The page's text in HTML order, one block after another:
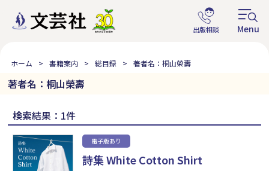
ホーム 書籍案内 総目録 著者名：桐山榮壽
著者名：桐山榮壽
検索結果：1件
電子版あり
詩集 White Cotton Shirt